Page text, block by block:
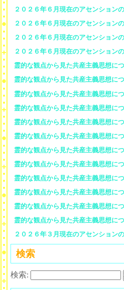
２０２６年６月現在のアセンショ
２０２６年６月現在のアセンション
２０２６年６月現在のアセンション
２０２６年６月現在のアセンション
霊的な観点から見た共産主義思想に
霊的な観点から見た共産主義思想に
霊的な観点から見た共産主義思想に
霊的な観点から見た共産主義思想に
霊的な観点から見た共産主義思想に
霊的な観点から見た共産主義思想に
霊的な観点から見た共産主義思想に
霊的な観点から見た共産主義思想に
霊的な観点から見た共産主義思想に
霊的な観点から見た共産主義思想に
霊的な観点から見た共産主義思想に
霊的な観点から見た共産主義思想に
２０２６年３月現在のアセンション
検索
検索: